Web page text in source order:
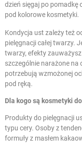
dzień sięgaj po pomadkę
pod kolorowe kosmetyki.
Kondycja ust zależy też
pielęgnacji całej twarzy.
twarzy, efekty
szczególnie narażone na
potrzebują wzmożonej
pod ręką.
Dla kogo są kosmetyki
Produkty do pielęgnacji
typu cery. Osoby z
formuły z masłem